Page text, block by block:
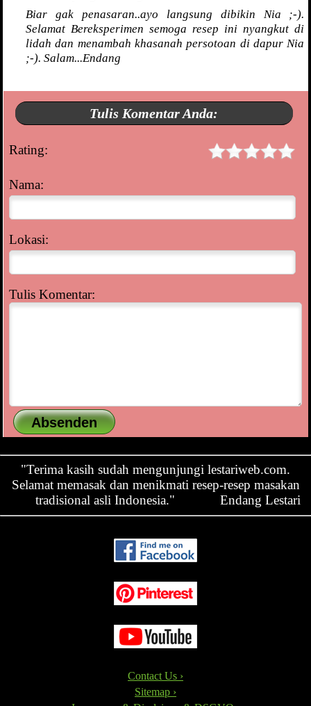
Biar gak penasaran..ayo langsung dibikin Nia ;-).
Selamat Bereksperimen semoga resep ini nyangkut di
lidah dan menambah khasanah persotoan di dapur Nia
;-). Salam...Endang
Tulis Komentar Anda:
Rating:
Nama:
Lokasi:
Tulis Komentar:
"Terima kasih sudah mengunjungi lestariweb.com.
Selamat memasak dan menikmati resep-resep masakan
tradisional asli Indonesia."
Endang Lestari
Contact Us ›
Sitemap ›